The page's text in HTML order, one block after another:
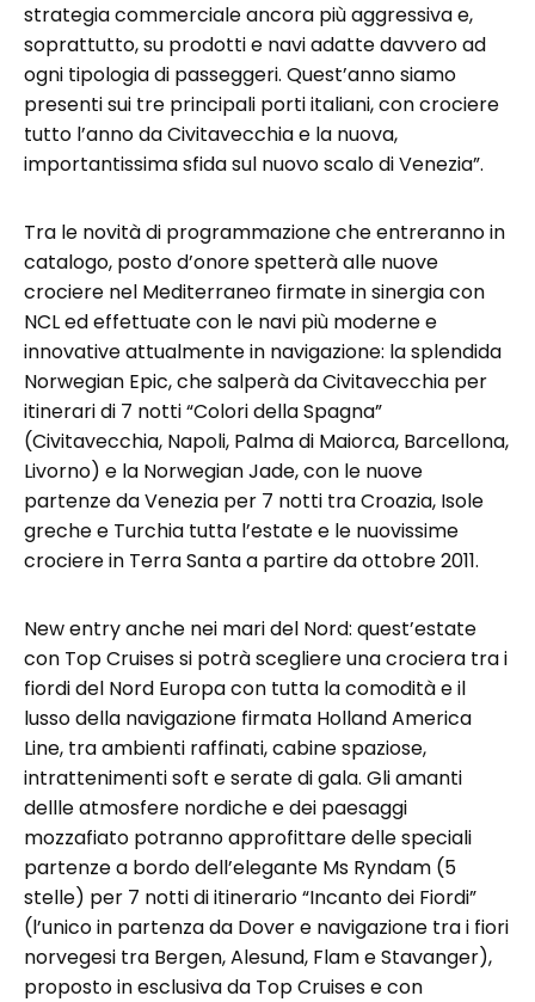
strategia commerciale ancora più aggressiva e,
soprattutto, su prodotti e navi adatte davvero ad
ogni tipologia di passeggeri. Quest’anno siamo
presenti sui tre principali porti italiani, con crociere
tutto l’anno da Civitavecchia e la nuova,
importantissima sfida sul nuovo scalo di Venezia”.
Tra le novità di programmazione che entreranno in
catalogo, posto d’onore spetterà alle nuove
crociere nel Mediterraneo firmate in sinergia con
NCL ed effettuate con le navi più moderne e
innovative attualmente in navigazione: la splendida
Norwegian Epic, che salperà da Civitavecchia per
itinerari di 7 notti “Colori della Spagna”
(Civitavecchia, Napoli, Palma di Maiorca, Barcellona,
Livorno) e la Norwegian Jade, con le nuove
partenze da Venezia per 7 notti tra Croazia, Isole
greche e Turchia tutta l’estate e le nuovissime
crociere in Terra Santa a partire da ottobre 2011.
New entry anche nei mari del Nord: quest’estate
con Top Cruises si potrà scegliere una crociera tra i
fiordi del Nord Europa con tutta la comodità e il
lusso della navigazione firmata Holland America
Line, tra ambienti raffinati, cabine spaziose,
intrattenimenti soft e serate di gala. Gli amanti
dellle atmosfere nordiche e dei paesaggi
mozzafiato potranno approfittare delle speciali
partenze a bordo dell’elegante Ms Ryndam (5
stelle) per 7 notti di itinerario “Incanto dei Fiordi”
(l’unico in partenza da Dover e navigazione tra i fiori
norvegesi tra Bergen, Alesund, Flam e Stavanger),
proposto in esclusiva da Top Cruises e con